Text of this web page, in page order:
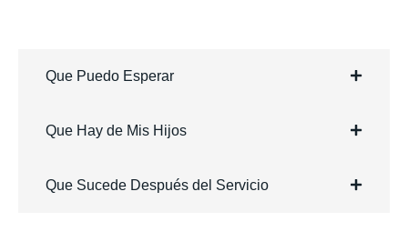
Que Puedo Esperar
Que Hay de Mis Hijos
Que Sucede Después del Servicio